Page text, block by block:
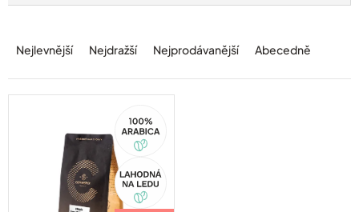
e
n
Nejlevnější Nejdražší Nejprodávanější Abecedně
Arabica